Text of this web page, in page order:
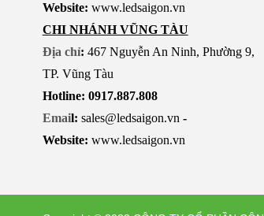
Website: www.ledsaigon.vn
CHI NHÁNH VŨNG TÀU
Địa chỉ: 467 Nguyễn An Ninh, Phường 9,
TP. Vũng Tàu
Hotline: 0917.887.808
Email: sales@ledsaigon.vn -
Website: www.ledsaigon.vn